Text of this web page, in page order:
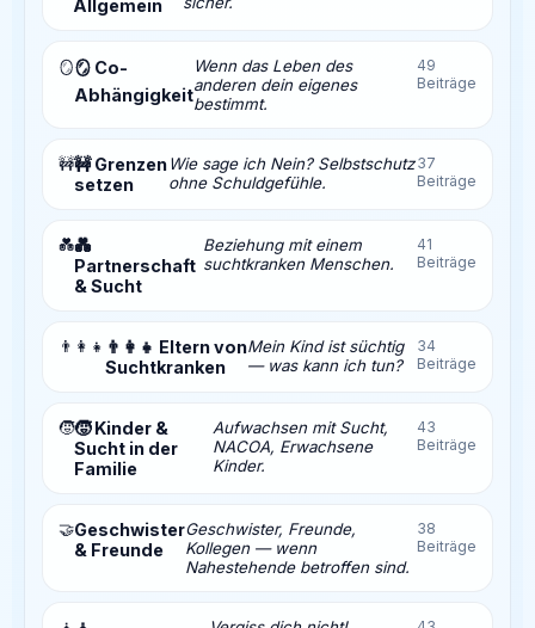
Allgemein
🪞🪞 Co-
Abhängigkeit
Wenn das Leben des
anderen dein eigenes
bestimmt.
49
Beiträge
🚧🚧 Grenzen
setzen
Wie sage ich Nein? Selbstschutz
ohne Schuldgefühle.
37
Beiträge
💑💑
Partnerschaft
& Sucht
Beziehung mit einem
suchtkranken Menschen.
41
Beiträge
👨‍👩‍👧 👨‍👩‍👧 Eltern von
Suchtkranken
Mein Kind ist süchtig
— was kann ich tun?
34
Beiträge
🧒🧒 Kinder &
Sucht in der
Familie
Aufwachsen mit Sucht,
NACOA, Erwachsene
Kinder.
43
Beiträge
🤝Geschwister
& Freunde
Geschwister, Freunde,
Kollegen — wenn
Nahestehende betroffen sind.
38
Beiträge